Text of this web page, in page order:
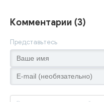
Комментарии (3)
Представьтесь